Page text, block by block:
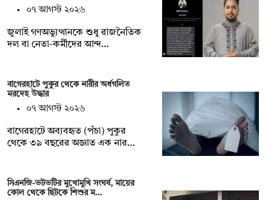
০৭ আগস্ট ২০২৬
জুলাই গণঅভ্যুত্থানকে শুধু রাজনৈতিক
দল বা নেতা-কর্মীদের আন্দ…
বাগেরহাটে পুকুর থেকে নারীর অর্ধগলিত
মরদেহ উদ্ধার
০৭ আগস্ট ২০২৬
বাগেরহাটে অব্যবহৃত (পঁচা) পুকুর
থেকে ৩৯ বছরের অজ্ঞাত এক নার…
সিএনজি-ভটভটির মুখোমুখি সংঘর্ষ, মায়ের
কোল থেকে ছিটকে শিশুর ম…